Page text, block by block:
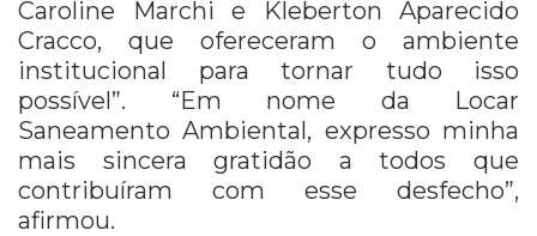
Caroline Marchi e Kleberton Aparecido
Cracco, que ofereceram o ambiente
institucional para tornar tudo isso
possível”. “Em nome da Locar
Saneamento Ambiental, expresso minha
mais sincera gratidão a todos que
contribuíram com esse desfecho”,
afirmou.